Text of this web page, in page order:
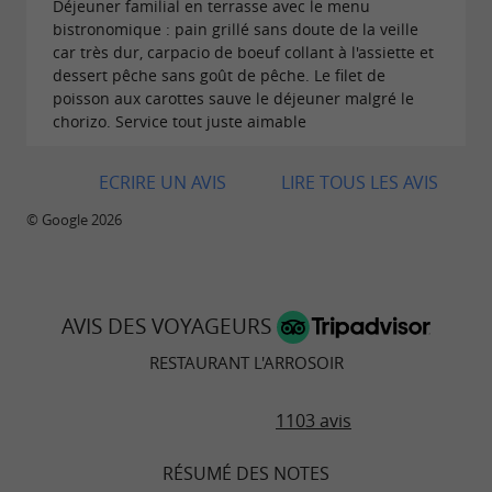
ingrédients.
Un cadre chaleureux avec vue sur la
plage de Nauzan
restaurant L'Arrosoir à Saint-Palais-sur-
Merbénéficie d'un emplacement recherché,
la plage et de l'ambiance paisible du littoral.
L'atmosphère se veut décontractée tout en
confort des espaces et la proximité immédiate
de l'océan contribuent à créer un cadre
Déjeuner familial en terrasse avec le menu
bistronomique : pain grillé sans doute de la veille
car très dur, carpacio de boeuf collant à l'assiette et
dessert pêche sans goût de pêche. Le filet de
poisson aux carottes sauve le déjeuner malgré le
chorizo. Service tout juste aimable
LIRE TOUS LES AVIS
ECRIRE UN AVIS
© Google 2026
AVIS DES VOYAGEURS
RESTAURANT L'ARROSOIR
1103 avis
RÉSUMÉ DES NOTES